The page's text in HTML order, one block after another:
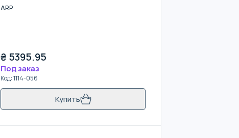
ARP
₴ 5395.95
Под заказ
Код:1114-056
Купить